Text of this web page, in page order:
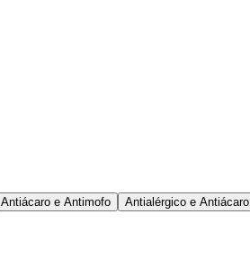
Antiácaro e Antimofo Antialérgico e Antiácaro